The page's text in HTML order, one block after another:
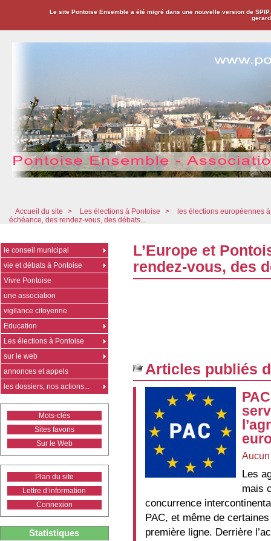
Le site Pontoise Ensemble a été migré dans une nouvelle version de
Accueil du site > Les élections à Pontoise >
les élections européennes
échéance, des rendez-vous, des débats...
L’Europe et
rendez-vous, des
Articles publiés
Les
mais
concurrence
PAC, et même de
première ligne. Derrière
le conseil municipal
vie et débats à Pontoise
Vivre Pontoise
une association
vigilance citoyenne
Education
Les élections à Pontoise
sur le web
annonces et appels
les dossiers, nos actions...
Mots-clés
Sites favoris
Sur le Web
Plan du site
Lettre d’information
Connexion
Statistiques